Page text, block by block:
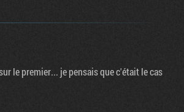
le premier... je pensais que c'était le cas